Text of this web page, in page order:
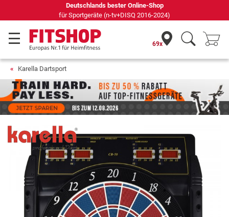
69 Fachmärkte vor Ort mit 75 eigenen Servicetechnikern
69x
Karella Dartsport